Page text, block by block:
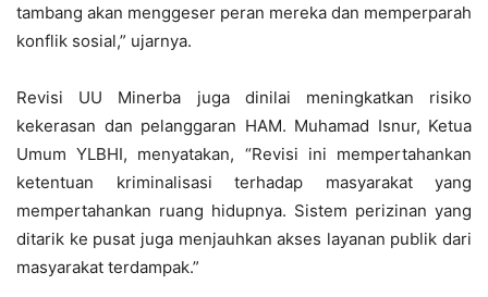
tambang akan menggeser peran mereka dan memperparah
konflik sosial,” ujarnya.
Revisi UU Minerba juga dinilai meningkatkan risiko
kekerasan dan pelanggaran HAM. Muhamad Isnur, Ketua
Umum YLBHI, menyatakan, “Revisi ini mempertahankan
ketentuan kriminalisasi terhadap masyarakat yang
mempertahankan ruang hidupnya. Sistem perizinan yang
ditarik ke pusat juga menjauhkan akses layanan publik dari
masyarakat terdampak.”